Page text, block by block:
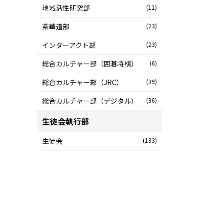
地域活性研究部 (11)
茶華道部 (23)
インターアクト部 (23)
総合カルチャー部（囲碁将棋） (6)
総合カルチャー部（JRC） (39)
総合カルチャー部（デジタル） (36)
生徒会執行部
生徒会 (133)